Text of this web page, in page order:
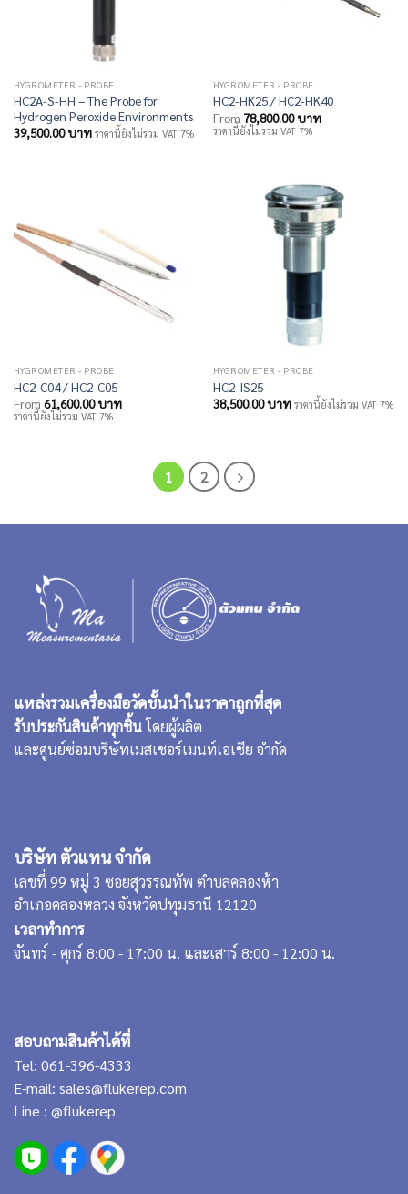
HYGROMETER - PROBE
HC2A-S-HH – The Probe for
Hydrogen Peroxide Environments
39,500.00บาท ราคานี้ยังไม่รวม VAT 7%
HYGROMETER - PROBE
HC2-HK25 / HC2-HK40
From 78,800.00บาท
ราคานี้ยังไม่รวม VAT 7%
HYGROMETER - PROBE
HC2-C04 / HC2-C05
From 61,600.00บาท
ราคานี้ยังไม่รวม VAT 7%
HYGROMETER - PROBE
HC2-IS25
38,500.00บาท ราคานี้ยังไม่รวม VAT 7%
1 2
แหล่งรวมเครื่องมือวัดชั้นนำในราคาถูกที่สุด
รับประกันสินค้าทุกชิ้น โดยผู้ผลิต
และศูนย์ซ่อมบริษัทเมสเชอร์เมนท์เอเชีย จำกัด
บริษัท ตัวแทน จำกัด
เลขที่ 99 หมู่ 3 ซอยสุวรรณทัพ ตำบลคลองห้า
อำเภอคลองหลวง จังหวัดปทุมธานี 12120
เวลาทำการ
จันทร์ - ศุกร์ 8:00 - 17:00 น. และเสาร์ 8:00 - 12:00 น.
สอบถามสินค้าได้ที่
Tel: 061-396-4333
E-mail: sales@flukerep.com
Line : @flukerep